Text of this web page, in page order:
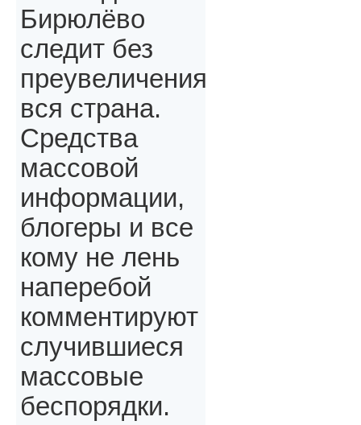
Бирюлёво
следит без
преувеличения
вся страна.
Средства
массовой
информации,
блогеры и все
кому не лень
наперебой
комментируют
случившиеся
массовые
беспорядки.